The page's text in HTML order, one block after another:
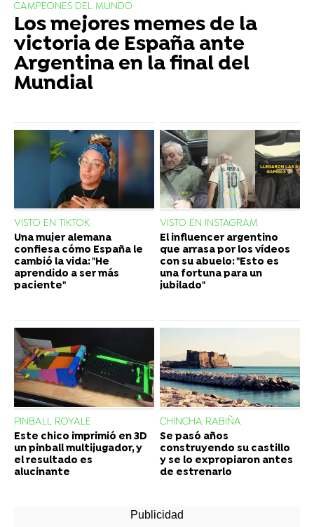
CAMPEONES DEL MUNDO
Los mejores memes de la
victoria de España ante
Argentina en la final del
Mundial
VISTO EN TIKTOK
Una mujer alemana
confiesa cómo España le
cambió la vida: "He
aprendido a ser más
paciente"
VISTO EN INSTAGRAM
El influencer argentino
que arrasa por los vídeos
con su abuelo: "Esto es
una fortuna para un
jubilado"
PINBALL ROYALE
Este chico imprimió en 3D
un pinball multijugador, y
el resultado es
alucinante
CHINCHA RABIÑA
Se pasó años
construyendo su castillo
y se lo expropiaron antes
de estrenarlo